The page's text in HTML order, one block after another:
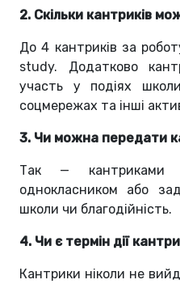
2. Скільки кантриків
До 4 кантриків за
study. Додатково
участь у подіях
соцмережах та інші
3. Чи можна передати
Так — кантриками
однокласником або
школи чи благодійність.
4. Чи є термін дії
Кантрики ніколи не